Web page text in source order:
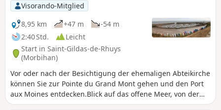
Visorando-Mitglied
8,95 km
+47 m
-54 m
2:40 Std.
Leicht
Start in Saint-Gildas-de-Rhuys
(Morbihan)
Vor oder nach der Besichtigung der ehemaligen Abteikirche
können Sie zur Pointe du Grand Mont gehen und den Port
aux Moines entdecken.Blick auf das offene Meer, von der
Halbinsel Quiberon bis Belle-Île.